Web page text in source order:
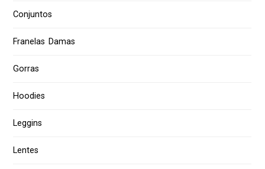
Conjuntos
Franelas Damas
Gorras
Hoodies
Leggins
Lentes